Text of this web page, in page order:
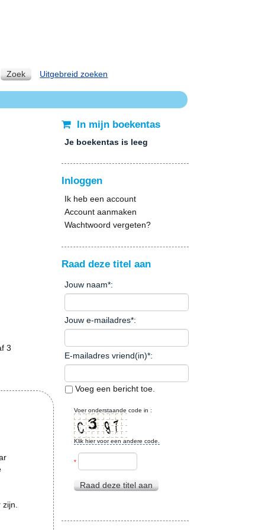
3
zijn.
In mijn boekentas
Je boekentas is leeg
Inloggen
Ik heb een account
Account aanmaken
Wachtwoord vergeten?
Raad deze titel aan
Jouw naam*:
Jouw e-mailadres*:
E-mailadres vriend(in)*:
Voeg een bericht toe.
Voer onderstaande code in :
Klik hier voor een andere code.
*
Raad deze titel aan
Zoek Uitgebreid zoeken